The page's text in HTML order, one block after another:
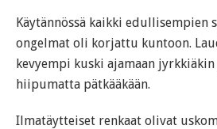
Käytännössä kaikki edullisempien
ongelmat oli korjattu kuntoon.
kevyempi kuski ajamaan
hiipumatta pätkääkään.
Ilmatäytteiset renkaat olivat